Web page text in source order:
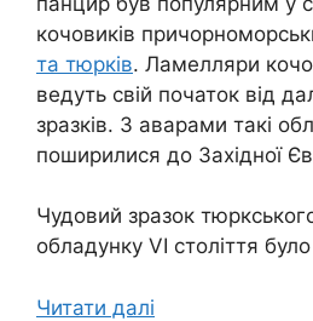
кочовиків
та тюрків. Ламелляри
ведуть свій початок від
зразків. З аварами такі
поширилися до Західної
Чудовий зразок
обладунку VI століття
Читати далі